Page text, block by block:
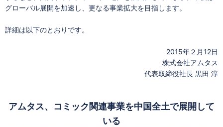
グローバル展開を加速し、更なる事業拡大を目指します。
詳細は以下のとおりです。
2015年２月12日
株式会社アムタス
代表取締役社長 黒田 淳
アムタス、コミック関連事業を中国全土で展開して
いる